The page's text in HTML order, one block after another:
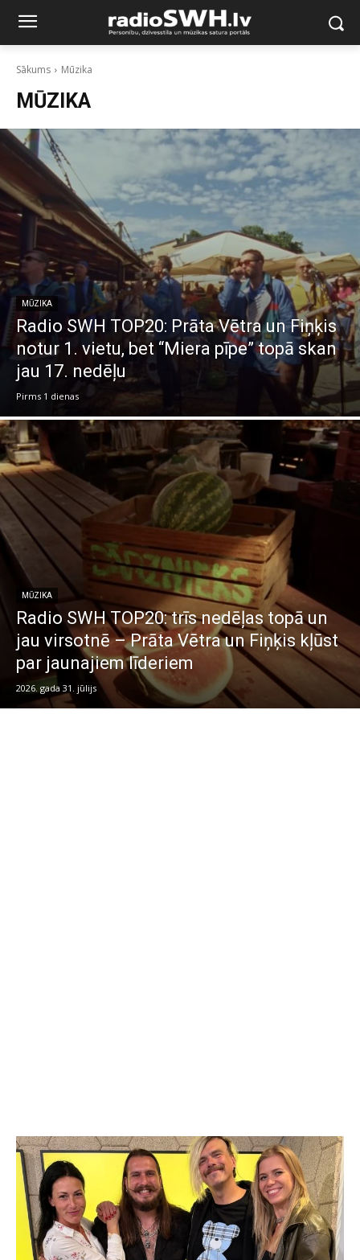
Sākums Mūzika
MŪZIKA
MŪZIKA
Radio SWH TOP20: Prāta Vētra un Fiņķis
notur 1. vietu, bet “Miera pīpe” topā skan
jau 17. nedēļu
Pirms 1 dienas
MŪZIKA
Radio SWH TOP20: trīs nedēļas topā un
jau virsotnē – Prāta Vētra un Fiņķis kļūst
par jaunajiem līderiem
2026. gada 31. jūlijs